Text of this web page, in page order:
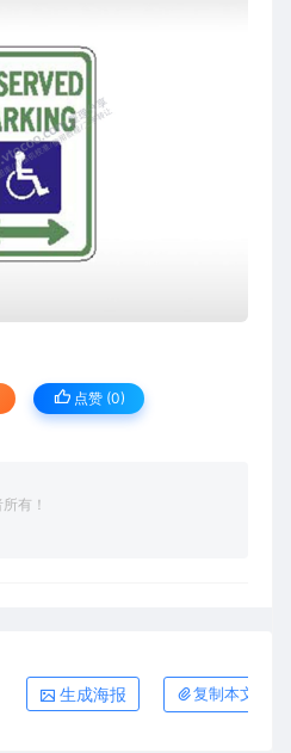
点赞 (0)
有！
生成海报 复制本文链接